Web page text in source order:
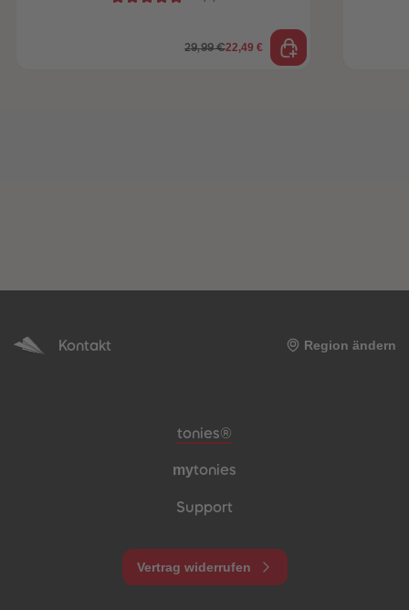
29,99 €22,49 €
Kontakt Region ändern
Meta-Navigation Footer
tonies®
mytonies
Support
Vertrag widerrufen